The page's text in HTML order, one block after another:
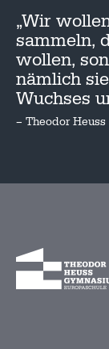
„Wir
sammeln,
wollen,
nämlich
Wuchses
– Theodor Heuss